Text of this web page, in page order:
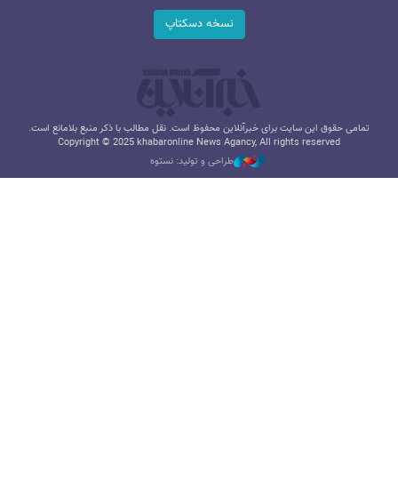
نسخه دسکتاپ
تمامی حقوق این سایت برای خبرآنلاین محفوظ است. نقل مطالب با ذکر منبع بلامانع است.
Copyright © 2025 khabaronline News Agancy, All rights reserved
طراحی و تولید: نستوه